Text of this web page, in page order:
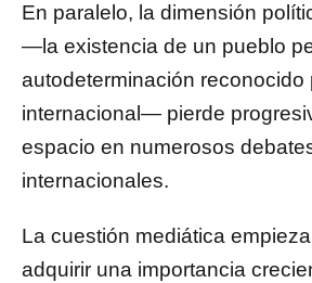
En paralelo, la dimensión
—la existencia de un pueblo
autodeterminación reconocido
internacional— pierde
espacio en numerosos
internacionales.
La cuestión mediática
adquirir una importancia